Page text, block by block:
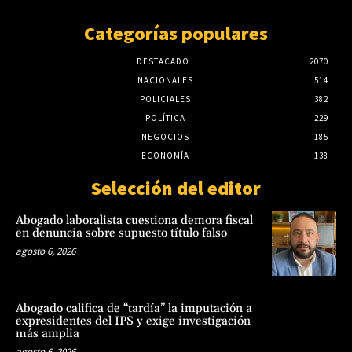
Categorías populares
DESTACADO
2070
NACIONALES
514
POLICIALES
382
POLÍTICA
229
NEGOCIOS
185
ECONOMÍA
138
Selección del editor
Abogado laboralista cuestiona demora fiscal
en denuncia sobre supuesto título falso
agosto 6, 2026
Abogado califica de “tardía” la imputación a
expresidentes del IPS y exige investigación
más amplia